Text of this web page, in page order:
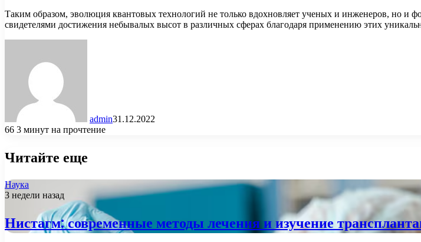
Таким образом, эволюция квантовых технологий не только вдохновляет ученых и инженеров, но и
свидетелями достижения небывалых высот в различных сферах благодаря применению этих
admin31.12.2022
66 3 минут на прочтение
Читайте еще
Наука
3 недели назад
Нистагм: современные методы лечения и изучение